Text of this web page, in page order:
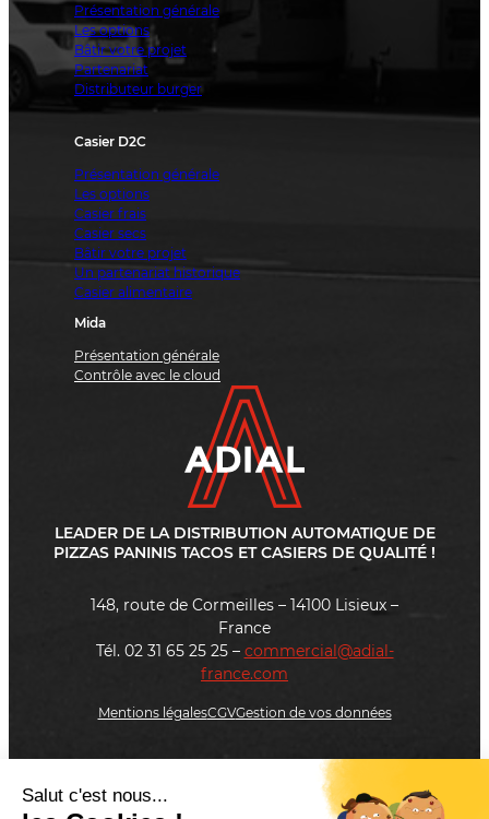
Salut c'est nous...
Présentation générale
Les options
Bâtir votre projet
Partenariat
Distributeur burger
Casier D2C
Présentation générale
Les options
Casier frais
Casier secs
Bâtir votre projet
Un partenariat historique
Casier alimentaire
Mida
Présentation générale
Contrôle avec le cloud
LEADER DE LA DISTRIBUTION AUTOMATIQUE DE
PIZZAS PANINIS TACOS ET CASIERS DE QUALITÉ !
148, route de Cormeilles – 14100 Lisieux –
France
Tél. 02 31 65 25 25 – commercial@adial-
france.com
Mentions légalesCGVGestion de vos données
On vous rappelle